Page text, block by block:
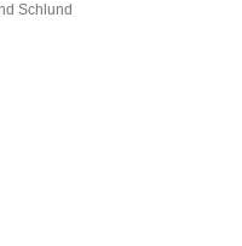
Schlund